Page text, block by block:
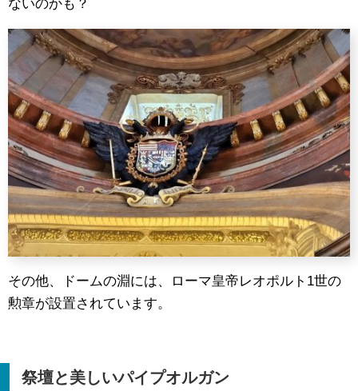
ないのかも？
その他、ドームの淵には、ローマ皇帝レオポルト1世の
勲章が設置されています。
祭壇と美しいパイプオルガン